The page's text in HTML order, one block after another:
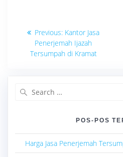
Navigasi
pos
Previous: Previous
post:
Kantor Jasa
Penerjemah Ijazah
Tersumpah di Kramat
POS-POS
Harga Jasa Penerjemah